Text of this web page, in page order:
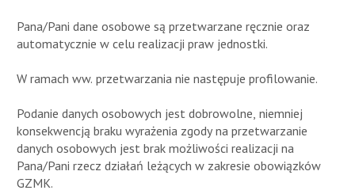
Pana/Pani dane osobowe są przetwarzane ręcznie oraz
automatycznie w celu realizacji praw jednostki.
W ramach ww. przetwarzania nie następuje profilowanie.
Podanie danych osobowych jest dobrowolne, niemniej
konsekwencją braku wyrażenia zgody na przetwarzanie
danych osobowych jest brak możliwości realizacji na
Pana/Pani rzecz działań leżących w zakresie obowiązków
GZMK.